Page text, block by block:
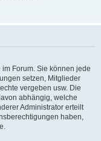
Forum. Sie können jede
setzen, Mitglieder
vergeben usw. Die
abhängig, welche
Administrator erteilt
haben,